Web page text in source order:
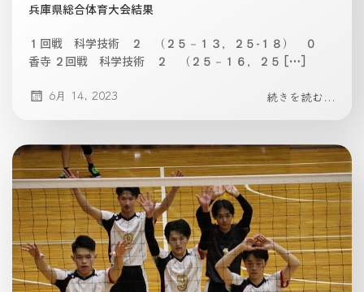
兵庫県総合体育大会結果
１回戦 科学技術 ２ （２５－１３，２５-１８） ０
香寺 ２回戦 科学技術 ２ （２５－１６，２５ […]
6月 14, 2023 続きを読む...